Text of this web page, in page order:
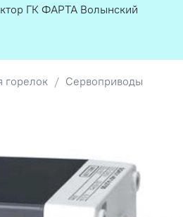
горелок Сервоприводы
ГК ФАРТА Волынский